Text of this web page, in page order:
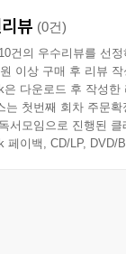
뷰 (0건)
건의 우수리뷰를 선
이상 구매 후 리뷰 작
은 다운로드 후 작성
는 첫번째 회차 주문
서모임으로 진행된
페이백, CD/LP, DVD/